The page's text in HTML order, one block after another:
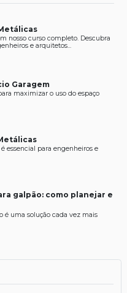
nosso curso completo. Descubra
e arquitetos...
Garagem
maximizar o uso do espaço
essencial para engenheiros e
galpão: como planejar e
é uma solução cada vez mais